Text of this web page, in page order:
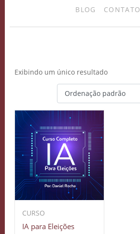
BLOG CONTATO
Exibindo um único resultado
CURSO
IA para Eleições